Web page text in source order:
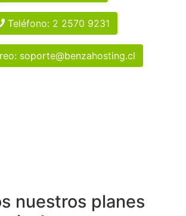
Teléfono: 2 2570 9231
soporte@benzahosting.cl
nuestros planes